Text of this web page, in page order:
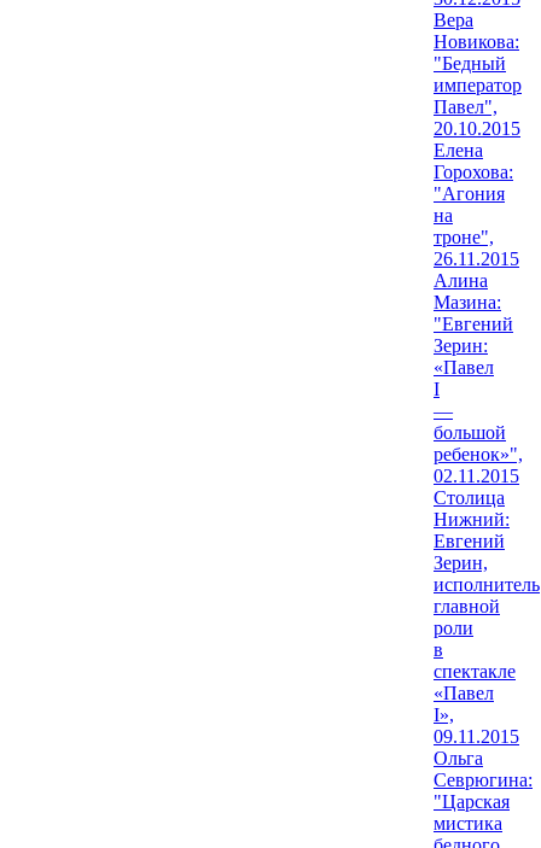
Вера
Новикова:
"Бедный
император
Павел",
20.10.2015
Елена
Горохова:
"Агония
на
троне",
26.11.2015
Алина
Мазина:
"Евгений
Зерин:
«Павел
I
—
большой
ребенок»",
02.11.2015
Столица
Нижний:
Евгений
Зерин,
исполнитель
главной
роли
в
спектакле
«Павел
I»,
09.11.2015
Ольга
Севрюгина:
"Царская
мистика